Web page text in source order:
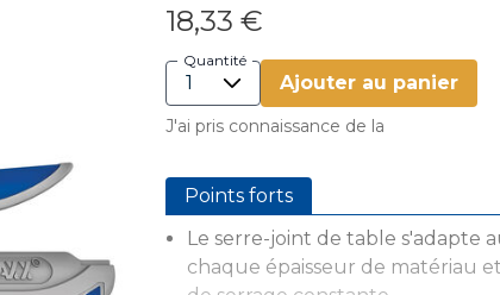
18,33 €
Quantité
Ajouter au panier
J'ai pris connaissance de la
Points forts
Le serre-joint de table s'adapte
chaque épaisseur de matériau